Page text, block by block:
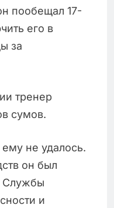
пообещал 17-
его в
за
тренер
сумов.
не удалось.
он был
Службы
и